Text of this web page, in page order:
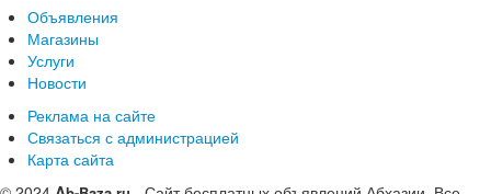
Объявления
Магазины
Услуги
Новости
Реклама на сайте
Связаться с администрацией
Карта сайта